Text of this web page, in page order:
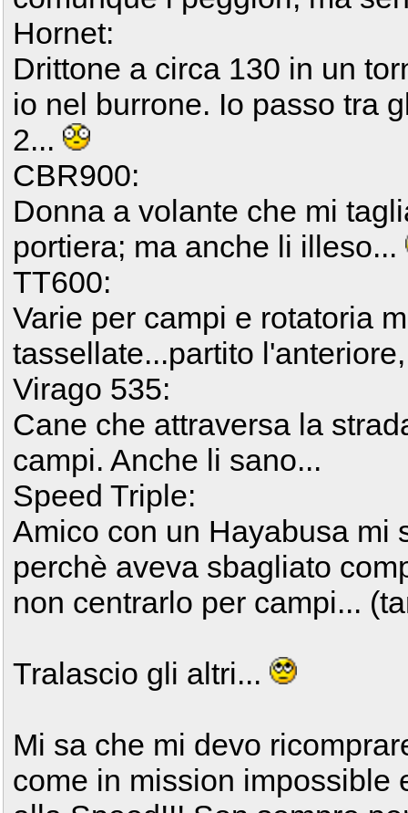
Hornet:
Drittone a circa 130 in un
io nel burrone. Io passo tra
2...
CBR900:
Donna a volante che mi
portiera; ma anche li illeso...
TT600:
Varie per campi e rotatoria
tassellate...partito
Virago 535:
Cane che attraversa la
campi. Anche li sano...
Speed Triple:
Amico con un Hayabusa mi
perchè aveva sbagliato
non centrarlo per campi...
Tralascio gli altri...
Mi sa che mi devo
come in mission impossible